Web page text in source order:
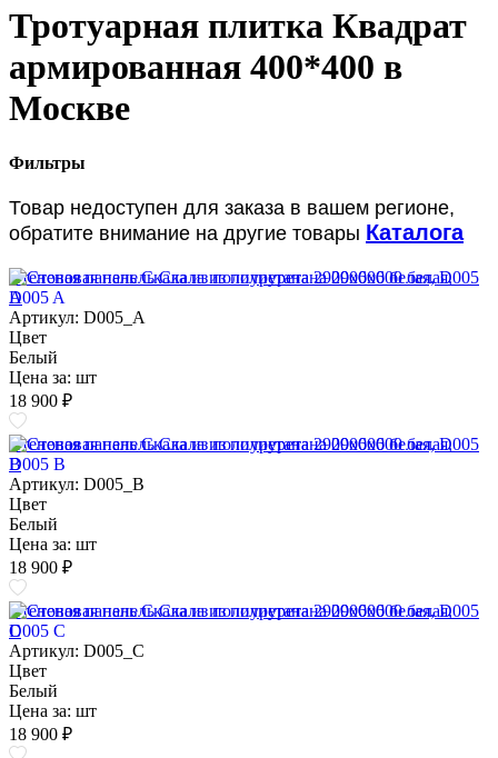
Тротуарная плитка Квадрат
армированная 400*400 в
Москве
Фильтры
Товар недоступен для заказа в вашем регионе,
обратите внимание на другие товары Каталога
Стеновая панель Скала из полиуретана 2900х600 белая, D005
A
Артикул: D005_A
Цвет
Белый
Цена за: шт
18 900 ₽
Стеновая панель Скала из полиуретана 2900х600 белая, D005
B
Артикул: D005_B
Цвет
Белый
Цена за: шт
18 900 ₽
Стеновая панель Скала из полиуретана 2900х600 белая, D005
C
Артикул: D005_C
Цвет
Белый
Цена за: шт
18 900 ₽